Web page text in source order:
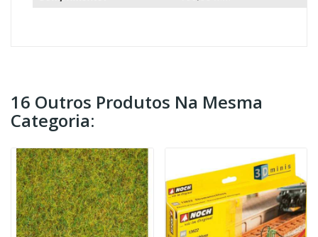
16 Outros Produtos Na Mesma
Categoria: